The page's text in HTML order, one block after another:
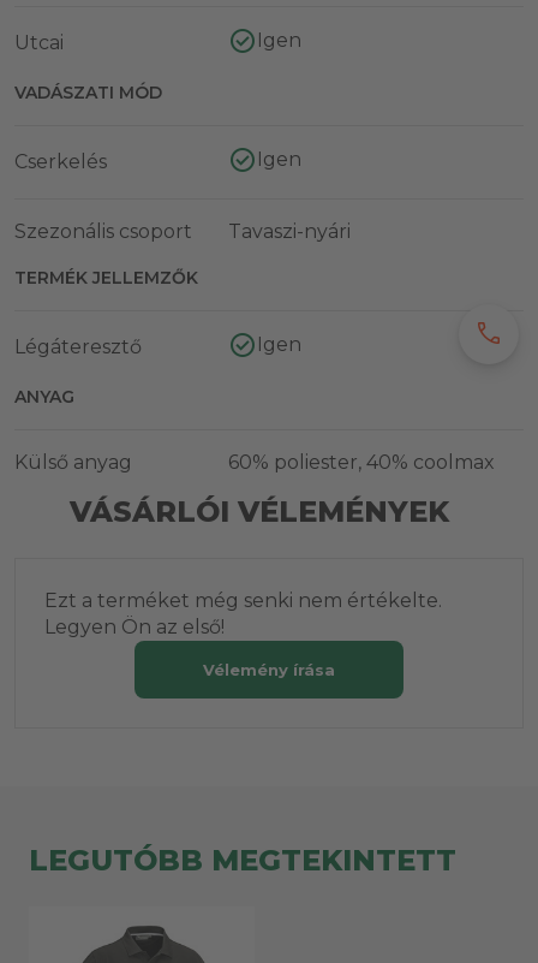
Utcai Igen
VADÁSZATI MÓD
Cserkelés Igen
Szezonális csoport Tavaszi-nyári
TERMÉK JELLEMZŐK
Légáteresztő Igen
ANYAG
Külső anyag 60% poliester, 40% coolmax
VÁSÁRLÓI VÉLEMÉNYEK
Ezt a terméket még senki nem értékelte.
Legyen Ön az első!
Vélemény írása
LEGUTÓBB MEGTEKINTETT
call